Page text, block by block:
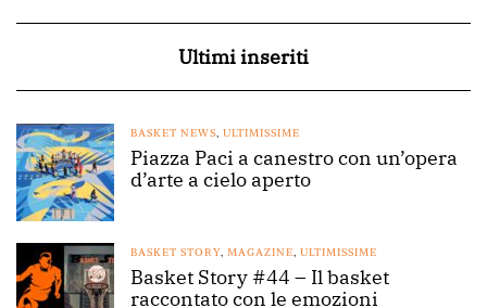
Ultimi inseriti
BASKET NEWS, ULTIMISSIME
Piazza Paci a canestro con un’opera
d’arte a cielo aperto
BASKET STORY, MAGAZINE, ULTIMISSIME
Basket Story #44 – Il basket
raccontato con le emozioni